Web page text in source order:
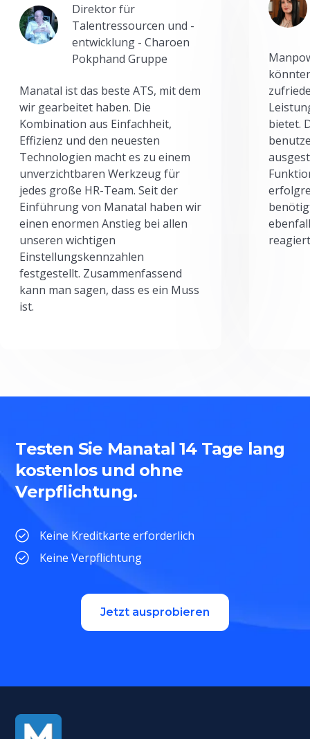
Direktor für
Talentressourcen und -
entwicklung - Charoen
Pokphand Gruppe
Manatal ist das beste ATS, mit dem
wir gearbeitet haben. Die
Kombination aus Einfachheit,
Effizienz und den neuesten
Technologien macht es zu einem
unverzichtbaren Werkzeug für
jedes große HR-Team. Seit der
Einführung von Manatal haben wir
einen enormen Anstieg bei allen
unseren wichtigen
Einstellungskennzahlen
festgestellt. Zusammenfassend
kann man sagen, dass es ein Muss
ist.
bietet.
Testen Sie Manatal 14 Tage lang
kostenlos und ohne
Verpflichtung.
Keine Kreditkarte erforderlich
Keine Verpflichtung
Jetzt ausprobieren